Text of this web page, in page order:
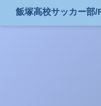
飯塚高校サッカー部